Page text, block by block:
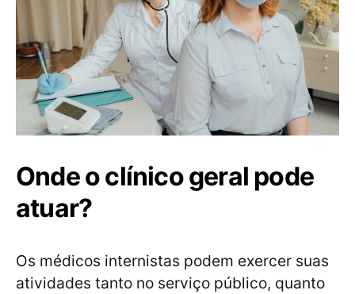
Onde o clínico geral pode
atuar?
Os médicos internistas podem exercer suas
atividades tanto no serviço público, quanto